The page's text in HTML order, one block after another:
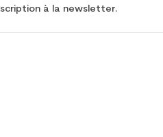
à la newsletter.